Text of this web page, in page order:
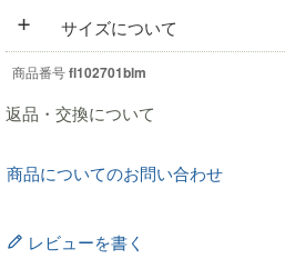
+ サイズについて
商品番号fl102701blm
返品・交換について
商品についてのお問い合わせ
レビューを書く